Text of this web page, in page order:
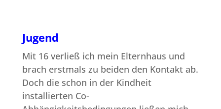
Jugend
Mit 16 verließ ich mein Elternhaus und
brach erstmals zu beiden den Kontakt ab.
Doch die schon in der Kindheit
installierten Co-